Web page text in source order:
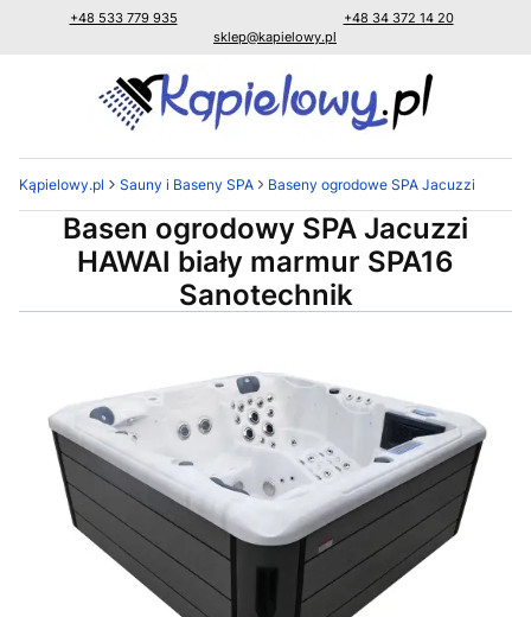
+48 533 779 935
+48 34 372 14 20
sklep@kapielowy.pl
Kąpielowy.pl Sauny i Baseny SPA Baseny ogrodowe SPA Jacuzzi
Basen ogrodowy SPA Jacuzzi
HAWAI biały marmur SPA16
Sanotechnik